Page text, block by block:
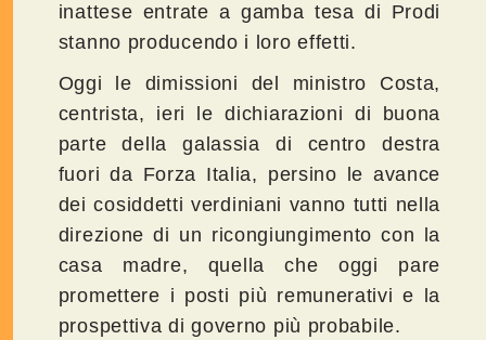
inattese entrate a gamba tesa di Prodi
stanno producendo i loro effetti.
Oggi le dimissioni del ministro Costa,
centrista, ieri le dichiarazioni di buona
parte della galassia di centro destra
fuori da Forza Italia, persino le avance
dei cosiddetti verdiniani vanno tutti nella
direzione di un ricongiungimento con la
casa madre, quella che oggi pare
promettere i posti più remunerativi e la
prospettiva di governo più probabile.